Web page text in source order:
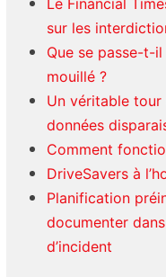
Le Financial
sur les
Que se passe-t-
mouillé ?
Un véritable
données
Comment
DriveSavers à
Planification
documenter
d’incident